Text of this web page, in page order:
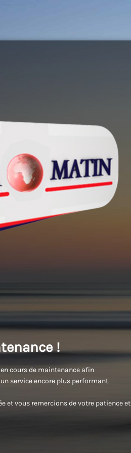
!
cours de maintenance afin
service encore plus performant.
et vous remercions de votre patience et